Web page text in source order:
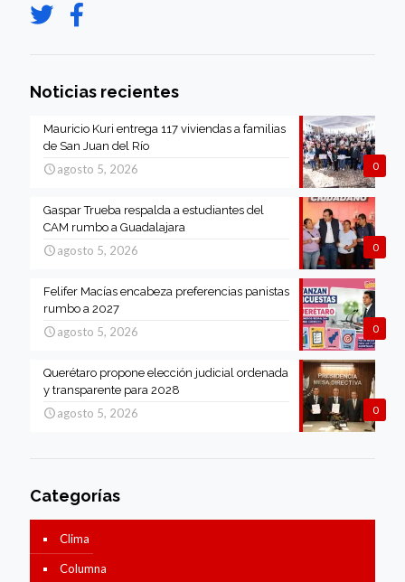
Noticias recientes
0
Mauricio Kuri entrega 117 viviendas a familias
de San Juan del Río
agosto 5, 2026
0
Gaspar Trueba respalda a estudiantes del
CAM rumbo a Guadalajara
agosto 5, 2026
0
Felifer Macías encabeza preferencias panistas
rumbo a 2027
agosto 5, 2026
0
Querétaro propone elección judicial ordenada
y transparente para 2028
agosto 5, 2026
Categorías
Clima
Columna